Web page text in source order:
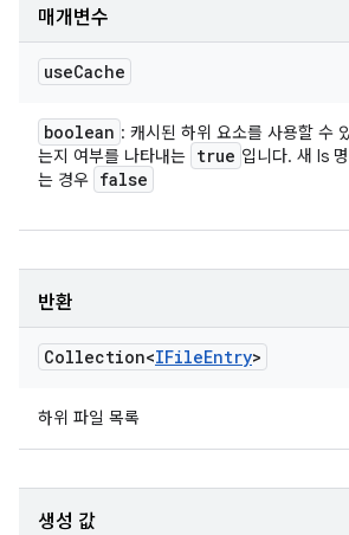
매개변수
useCache
boolean : 캐시된 하위 요소를 사용할 수
는지 여부를 나타내는 true 입니다. 새 ls
는 경우 false
반환
Collection<IFileEntry>
하위 파일 목록
생성 값